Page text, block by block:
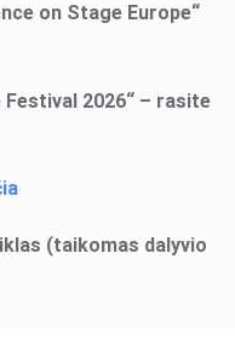
on Stage Europe“
Festival 2026“ – rasite
(taikomas dalyvio